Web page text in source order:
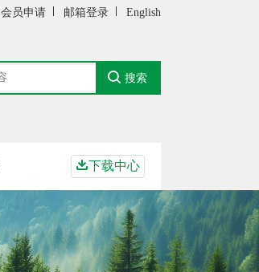
会员申请 邮箱登录 English
 搜索
下载中心